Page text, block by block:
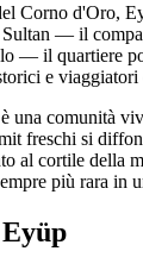
Corno d'Oro,
— il
— il quartiere
e
una comunità
freschi si
al cortile della
più rara in